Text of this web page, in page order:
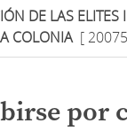
DE LAS ELITES
COLONIA[ 20075
por